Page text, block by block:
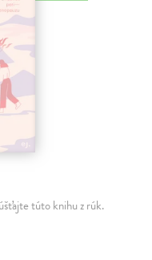
túto knihu z rúk.